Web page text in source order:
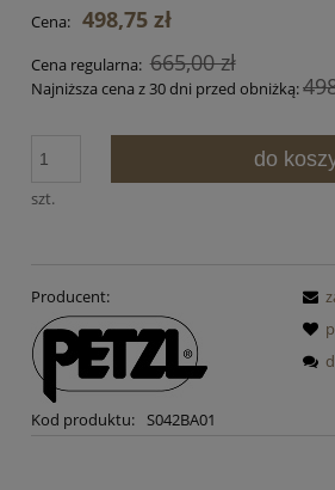
Cena: 498,75 zł
Cena regularna: 665,00 zł
Najniższa cena z 30 dni przed obniżką:
szt.
do
Producent:
Kod produktu: S042BA01